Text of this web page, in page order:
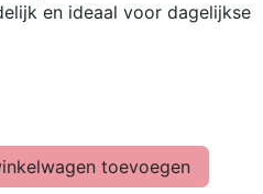
en ideaal voor dagelijkse
toevoegen